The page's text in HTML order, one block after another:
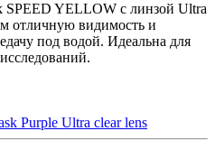
SPEED YELLOW с линзой Ultra
отличную видимость и
под водой. Идеальна для